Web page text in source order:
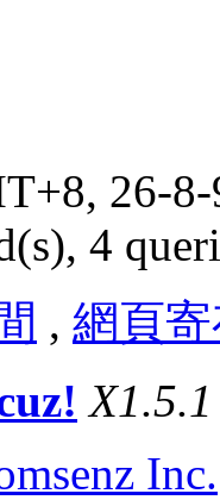
26-
4
, 網頁
X1.5.1
Inc.